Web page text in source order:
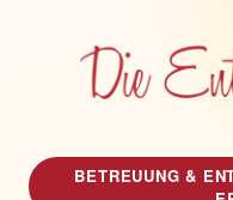
BETREUUNG &